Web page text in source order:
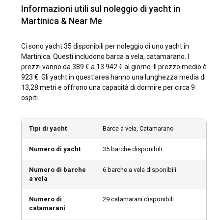
ben collegato con voli diretti giornalieri da molte città
europee e americane. I visitatori che viaggiano via mare
accessibili dal Mar dei Caraibi. Per chi si trova già nei Caraibi,
i traghetti inter-isolani rendono la Martinica facilmente
raggiungibile, rendendo il noleggio di barche in Martinica
ancora più invitante.
Quali sono le destinazioni e i percorsi popolari per
Il percorso da Le Marin, una delle più grandi marine dei
bianca e le acque blu cristalline, è una scelta popolare tra i
acquatiche come immersioni, windsurf e snorkeling. Per gli
appassionati di storia, una visita a Fort-de-France, la capitale
della Martinica, avvolto da un paesaggio selvaggio e
bellissimo, offre ai velisti esperti la sfida rappresentata dai
Informazioni utili sul noleggio di yacht in
Martinica & Near Me
Ci sono yacht 35 disponibili per noleggio di uno yacht in
Martinica. Questi includono barca a vela, catamarano. I
prezzi vanno da 389 € a 13.942 € al giorno. Il prezzo medio è
923 €. Gli yacht in quest'area hanno una lunghezza media di
13,28 metri e offrono una capacità di dormire per circa 9
ospiti.
Tipi di yacht Barca a vela, Catamarano
Numero di yacht 35 barche disponibili
Numero di barche
a vela
6 barche a vela disponibili
Numero di
catamarani
29 catamarani disponibili